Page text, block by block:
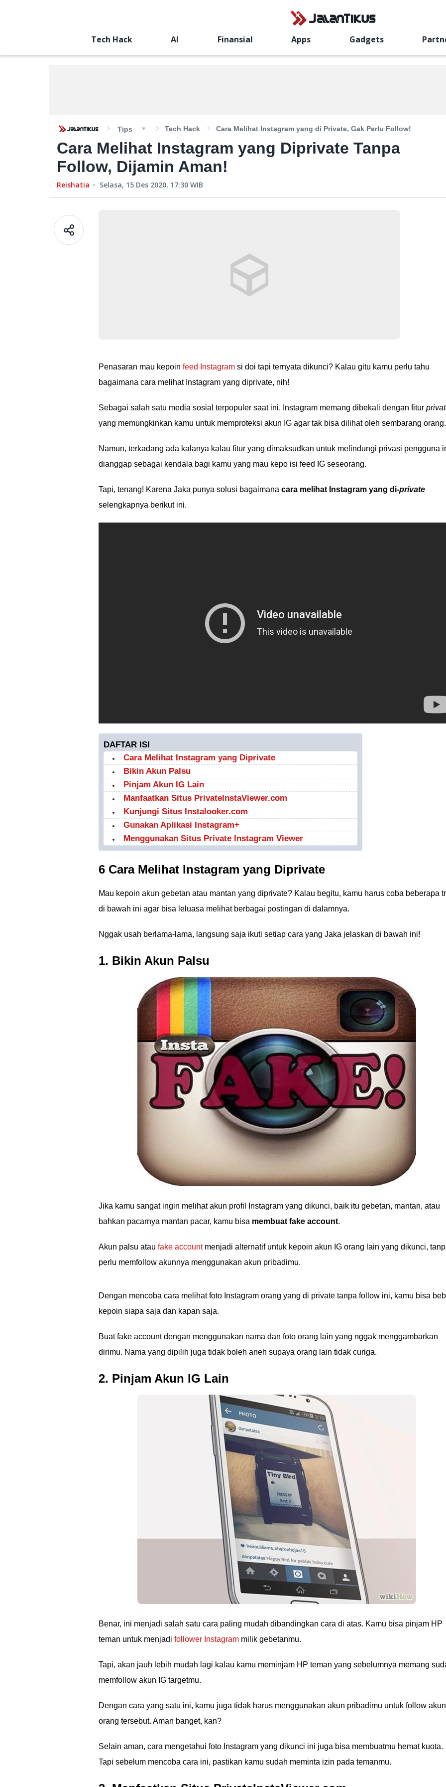
Tech Hack AI Finansial Apps Gadgets
Tips Tech Hack Cara Melihat Instagram yang di Private, Gak Perlu Follow!
Cara Melihat Instagram yang Diprivate Tanpa
Follow, Dijamin Aman!
Reishatia Selasa, 15 Des 2020, 17:30 WIB
Penasaran mau kepoin feed Instagram si doi tapi ternyata dikunci? Kalau gitu kamu perlu tahu
bagaimana cara melihat Instagram yang diprivate, nih!
Sebagai salah satu media sosial terpopuler saat ini, Instagram memang dibekali dengan fitur
yang memungkinkan kamu untuk memproteksi akun IG agar tak bisa dilihat oleh sembarang orang.
Namun, terkadang ada kalanya kalau fitur yang dimaksudkan untuk melindungi privasi pengguna
dianggap sebagai kendala bagi kamu yang mau kepo isi feed IG seseorang.
Tapi, tenang! Karena Jaka punya solusi bagaimana cara melihat Instagram yang di-private
selengkapnya berikut ini.
DAFTAR ISI
Cara Melihat Instagram yang Diprivate
Bikin Akun Palsu
Pinjam Akun IG Lain
Manfaatkan Situs PrivateInstaViewer.com
Kunjungi Situs Instalooker.com
Gunakan Aplikasi Instagram+
Menggunakan Situs Private Instagram Viewer
6 Cara Melihat Instagram yang Diprivate
Mau kepoin akun gebetan atau mantan yang diprivate? Kalau begitu, kamu harus coba beberapa
di bawah ini agar bisa leluasa melihat berbagai postingan di dalamnya.
Nggak usah berlama-lama, langsung saja ikuti setiap cara yang Jaka jelaskan di bawah ini!
1. Bikin Akun Palsu
Jika kamu sangat ingin melihat akun profil Instagram yang dikunci, baik itu gebetan, mantan, atau
bahkan pacarnya mantan pacar, kamu bisa membuat fake account.
Akun palsu atau fake accountmenjadi alternatif untuk kepoin akun IG orang lain yang dikunci,
perlu memfollow akunnya menggunakan akun pribadimu.
Dengan mencoba cara melihat foto Instagram orang yang di private tanpa follow ini, kamu bisa
kepoin siapa saja dan kapan saja.
Buat fake account dengan menggunakan nama dan foto orang lain yang nggak menggambarkan
dirimu. Nama yang dipilih juga tidak boleh aneh supaya orang lain tidak curiga.
2. Pinjam Akun IG Lain
Benar, ini menjadi salah satu cara paling mudah dibandingkan cara di atas. Kamu bisa pinjam HP
teman untuk menjadi follower Instagram milik gebetanmu.
Tapi, akan jauh lebih mudah lagi kalau kamu meminjam HP teman yang sebelumnya memang
memfollow akun IG targetmu.
Dengan cara yang satu ini, kamu juga tidak harus menggunakan akun pribadimu untuk follow akun
orang tersebut. Aman banget, kan?
Selain aman, cara mengetahui foto Instagram yang dikunci ini juga bisa membuatmu hemat kuota.
Tapi sebelum mencoba cara ini, pastikan kamu sudah meminta izin pada temanmu.